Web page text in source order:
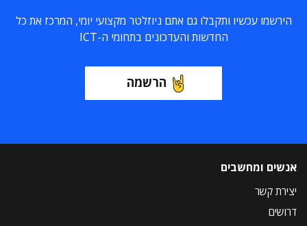
הירשמו עכשיו ותקבלו גם אתם ניוזלטר מקצועי יומי, המרכז את כל
החדשות והעדכונים בתחומי ה-ICT
הרשמה
אנשים ומחשבים
יצירת קשר
דרושים